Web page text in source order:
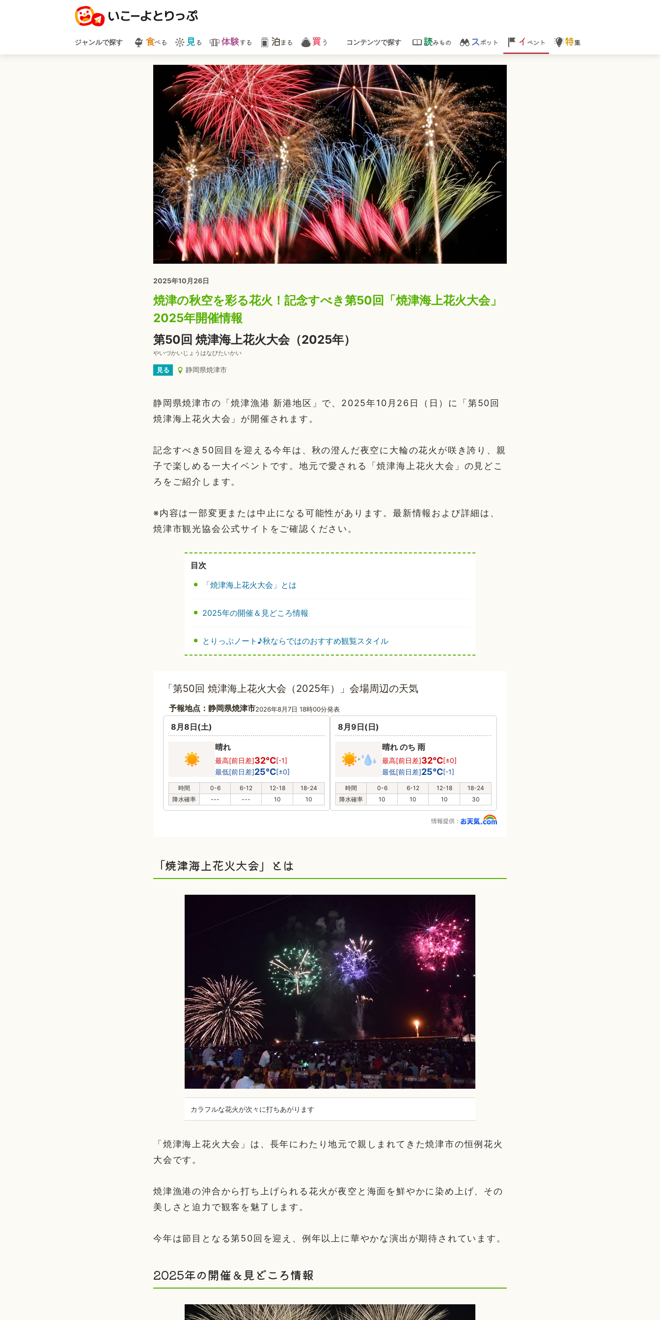
ジャンルで探す 食べる 見 る 体験する 泊まる 買 う コンテンツで探す 読みもの スポット イ ベント 特集
2025年10月26日
焼津の秋空を彩る花火！記念すべき第50回「焼津海上花火大会」
2025年開催情報
第50回 焼津海上花火大会（2025年）
やいづかいじょうはなびたいかい
見る 静岡県焼津市
静岡県焼津市の「焼津漁港 新港地区」で、2025年10月26日（日）に「第50回
焼津海上花火大会」が開催されます。
記念すべき50回目を迎える今年は、秋の澄んだ夜空に大輪の花火が咲き誇り、親
子で楽しめる一大イベントです。地元で愛される「焼津海上花火大会」の見どこ
ろをご紹介します。
※内容は一部変更または中止になる可能性があります。最新情報および詳細は、
焼津市観光協会公式サイトをご確認ください。
目次
「焼津海上花火大会」とは
2025年の開催＆見どころ情報
とりっぷノート♪秋ならではのおすすめ観覧スタイル
「第50回 焼津海上花火大会（2025年）」会場周辺の天気
予報地点：静岡県焼津市2026年8月7日 18時00分発表
8月8日(土)
晴れ
最高[前日差]32℃[-1]
最低[前日差]25℃[±0]
時間 0-6 6-12 12-18
18-24
降水確率
--- --- 10 10
8月9日(日)
晴れ のち 雨
最高[前日差]32℃[±0]
最低[前日差]25℃[-1]
時間 0-6 6-12 12-18
18-24
降水確率
10 10 10 30
情報提供：
「焼津海上花火大会」とは
カラフルな花火が次々に打ちあがります
「焼津海上花火大会」は、長年にわたり地元で親しまれてきた焼津市の恒例花火
大会です。
焼津漁港の沖合から打ち上げられる花火が夜空と海面を鮮やかに染め上げ、その
美しさと迫力で観客を魅了します。
今年は節目となる第50回を迎え、例年以上に華やかな演出が期待されています。
2025年の開催＆見どころ情報